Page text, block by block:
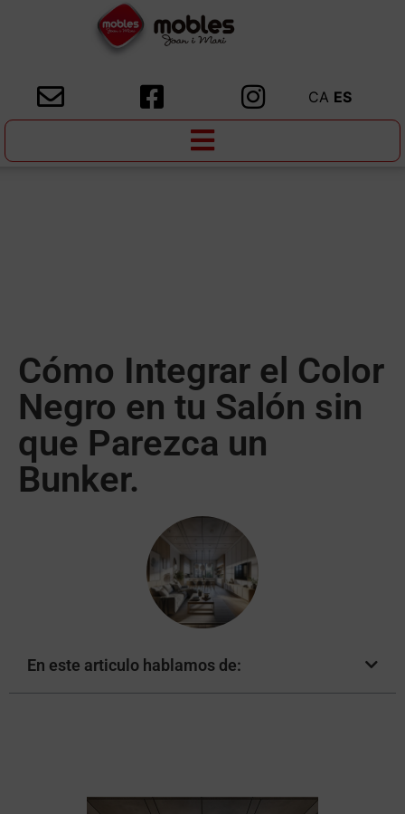
CA ES
Cómo Integrar el Color
Negro en tu Salón sin
que Parezca un
Bunker.
En este articulo hablamos de: